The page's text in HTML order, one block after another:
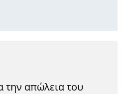
την απώλεια του